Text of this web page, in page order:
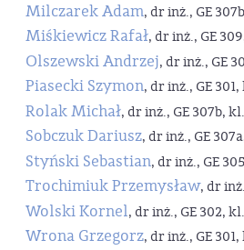
Milczarek Adam, dr inż., GE
Miśkiewicz Rafał, dr inż., GE
Olszewski Andrzej, dr inż., GE
Piasecki Szymon, dr inż., GE 301,
Rolak Michał, dr inż., GE 307b,
Sobczuk Dariusz, dr inż., GE
Styński Sebastian, dr inż., GE
Trochimiuk Przemysław, dr
Wolski Kornel, dr inż., GE 302,
Wrona Grzegorz, dr inż., GE 301,